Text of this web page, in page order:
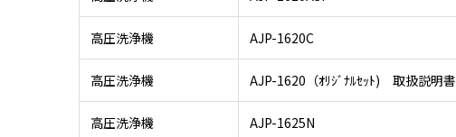
高圧洗浄機 AJP-1620C
高圧洗浄機 AJP-1620（ｵﾘｼﾞﾅﾙｾｯﾄ) 取扱説明書
高圧洗浄機 AJP-1625N